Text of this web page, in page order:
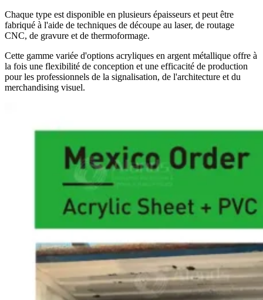
Chaque type est disponible en plusieurs épaisseurs et peut être
fabriqué à l'aide de techniques de découpe au laser, de routage
CNC, de gravure et de thermoformage.
Cette gamme variée d'options acryliques en argent métallique offre à
la fois une flexibilité de conception et une efficacité de production
pour les professionnels de la signalisation, de l'architecture et du
merchandising visuel.